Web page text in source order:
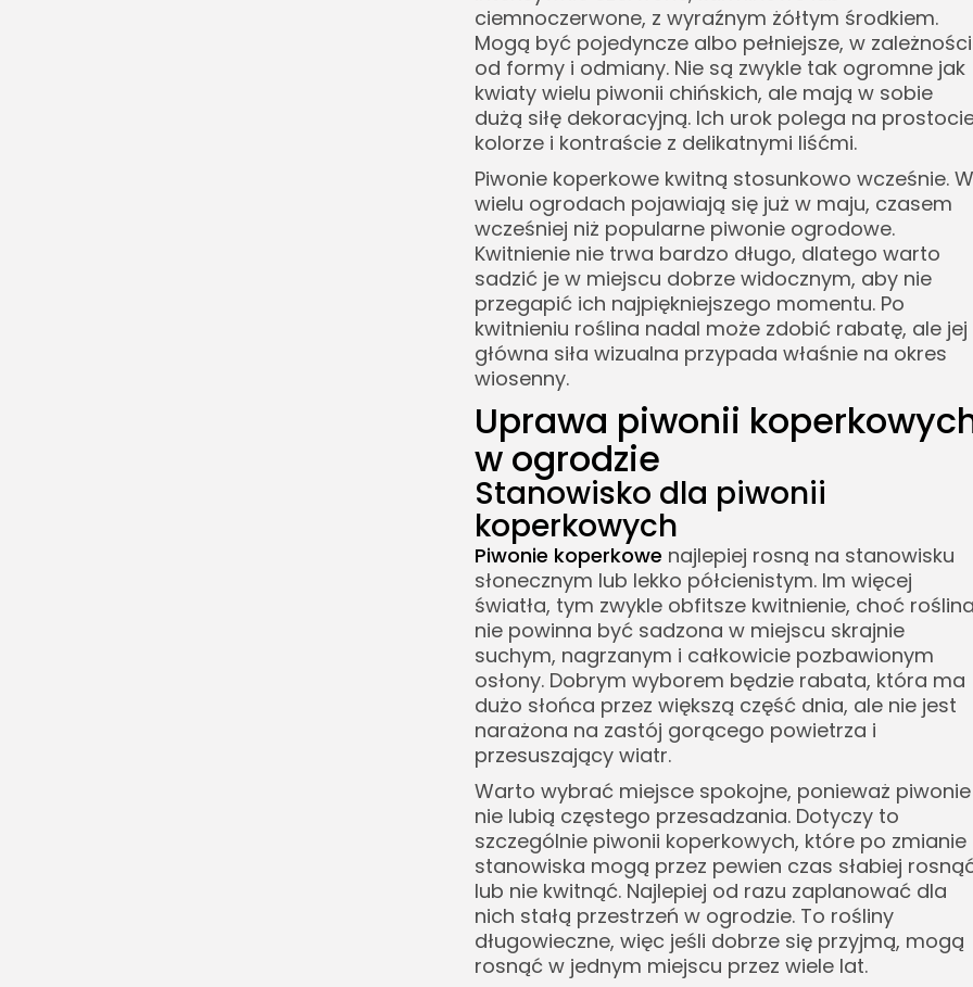
ciemnoczerwone, z wyraźnym żółtym środkiem.
Mogą być pojedyncze albo pełniejsze, w zależności
od formy i odmiany. Nie są zwykle tak ogromne jak
kwiaty wielu piwonii chińskich, ale mają w sobie
dużą siłę dekoracyjną. Ich urok polega na
kolorze i kontraście z delikatnymi liśćmi.
Piwonie koperkowe kwitną stosunkowo wcześnie. W
wielu ogrodach pojawiają się już w maju, czasem
wcześniej niż popularne piwonie ogrodowe.
Kwitnienie nie trwa bardzo długo, dlatego warto
sadzić je w miejscu dobrze widocznym, aby nie
przegapić ich najpiękniejszego momentu. Po
kwitnieniu roślina nadal może zdobić rabatę, ale jej
główna siła wizualna przypada właśnie na okres
wiosenny.
Uprawa piwonii
w ogrodzie
Stanowisko dla piwonii
koperkowych
Piwonie koperkowe najlepiej rosną na stanowisku
słonecznym lub lekko półcienistym. Im więcej
światła, tym zwykle obfitsze kwitnienie, choć
nie powinna być sadzona w miejscu skrajnie
suchym, nagrzanym i całkowicie pozbawionym
osłony. Dobrym wyborem będzie rabata, która ma
dużo słońca przez większą część dnia, ale nie jest
narażona na zastój gorącego powietrza i
przesuszający wiatr.
Warto wybrać miejsce spokojne, ponieważ piwonie
nie lubią częstego przesadzania. Dotyczy to
szczególnie piwonii koperkowych, które po zmianie
stanowiska mogą przez pewien czas słabiej
lub nie kwitnąć. Najlepiej od razu zaplanować dla
nich stałą przestrzeń w ogrodzie. To rośliny
długowieczne, więc jeśli dobrze się przyjmą, mogą
rosnąć w jednym miejscu przez wiele lat.